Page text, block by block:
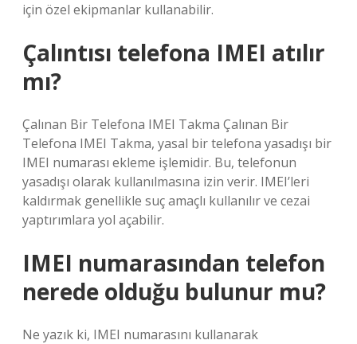
için özel ekipmanlar kullanabilir.
Çalıntısı telefona IMEI atılır
mı?
Çalınan Bir Telefona IMEI Takma Çalınan Bir
Telefona IMEI Takma, yasal bir telefona yasadışı bir
IMEI numarası ekleme işlemidir. Bu, telefonun
yasadışı olarak kullanılmasına izin verir. IMEI’leri
kaldırmak genellikle suç amaçlı kullanılır ve cezai
yaptırımlara yol açabilir.
IMEI numarasından telefon
nerede olduğu bulunur mu?
Ne yazık ki, IMEI numarasını kullanarak